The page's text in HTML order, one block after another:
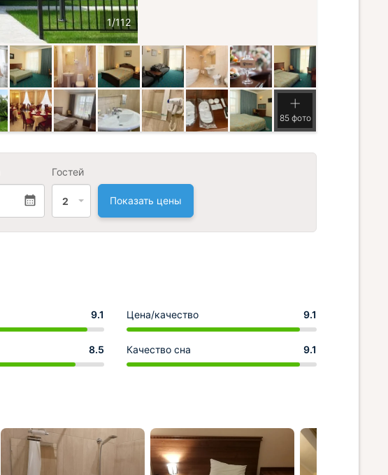
85 фото
Гостей
2 Показать цены
9.1 Цена/качество 9.1
8.5 Качество сна 9.1